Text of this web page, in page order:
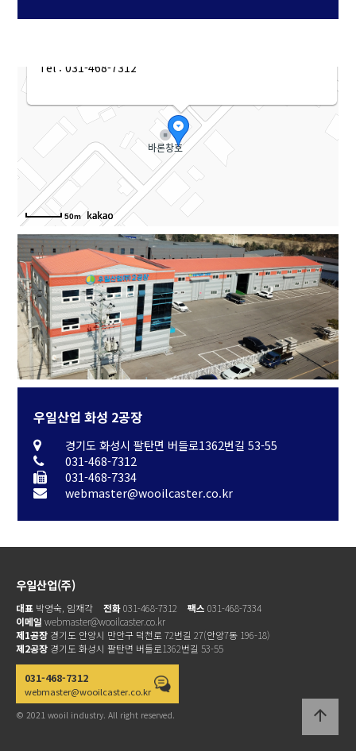
Tel : 031-468-7312
50m
우일산업 화성 2공장
경기도 화성시 팔탄면 버들로1362번길 53-55
031-468-7312
031-468-7334
webmaster@wooilcaster.co.kr
우일산업(주)
대표 박영숙, 임재각 전화031-468-7312 팩스 031-468-7334
이메일 webmaster@wooilcaster.co.kr
제1공장 경기도 안양시 만안구 덕천로 72번길 27(안양7동 196-18)
제2공장 경기도 화성시 팔탄면 버들로1362번길 53-55
031-468-7312
webmaster@wooilcaster.co.kr
© 2021 wooil industry. All right reserved. arrow_upward